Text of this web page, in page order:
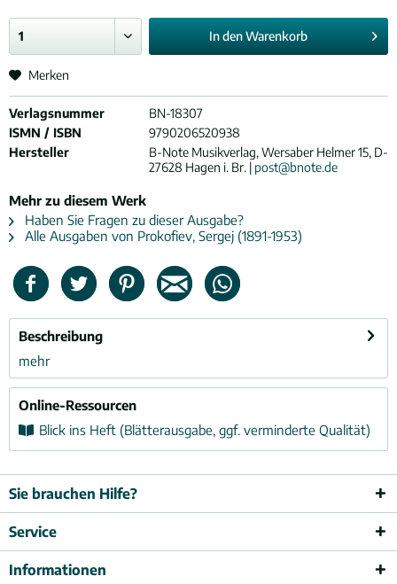
In denWarenkorb
Merken
Verlagsnummer
BN-18307
ISMN / ISBN
9790206520938
Hersteller
B-Note Musikverlag, Wersaber Helmer 15, D-
27628 Hagen i. Br. | post@bnote.de
Mehr zu diesem Werk
Haben Sie Fragen zu dieser Ausgabe?
Alle Ausgaben von Prokofiev, Sergej (1891-1953)
Beschreibung
mehr
Online-Ressourcen
Blick ins Heft (Blätterausgabe, ggf. verminderte Qualität)
Sie brauchen Hilfe?
Service
Informationen